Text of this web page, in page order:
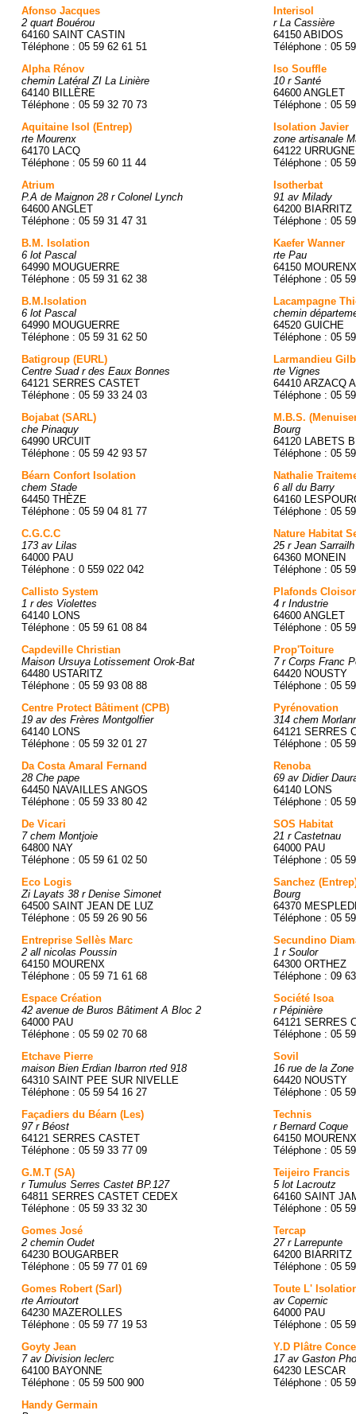
Afonso Jacques
2 quart Bouérou
64160 SAINT CASTIN
Téléphone : 05 59 62 61 51
Alpha Rénov
chemin Latéral ZI La Linière
64140 BILLÈRE
Téléphone : 05 59 32 70 73
Aquitaine Isol (Entrep)
rte Mourenx
64170 LACQ
Téléphone : 05 59 60 11 44
Atrium
P.A de Maignon 28 r Colonel Lynch
64600 ANGLET
Téléphone : 05 59 31 47 31
B.M. Isolation
6 lot Pascal
64990 MOUGUERRE
Téléphone : 05 59 31 62 38
B.M.Isolation
6 lot Pascal
64990 MOUGUERRE
Téléphone : 05 59 31 62 50
Batigroup (EURL)
Centre Suad r des Eaux Bonnes
64121 SERRES CASTET
Téléphone : 05 59 33 24 03
Bojabat (SARL)
che Pinaquy
64990 URCUIT
Téléphone : 05 59 42 93 57
Béarn Confort Isolation
chem Stade
64450 THÈZE
Téléphone : 05 59 04 81 77
C.G.C.C
173 av Lilas
64000 PAU
Téléphone : 0 559 022 042
Callisto System
1 r des Violettes
64140 LONS
Téléphone : 05 59 61 08 84
Capdeville Christian
Maison Ursuya Lotissement Orok-Bat
64480 USTARITZ
Téléphone : 05 59 93 08 88
Centre Protect Bâtiment (CPB)
19 av des Frères Montgolfier
64140 LONS
Téléphone : 05 59 32 01 27
Da Costa Amaral Fernand
28 Che pape
64450 NAVAILLES ANGOS
Téléphone : 05 59 33 80 42
De Vicari
7 chem Montjoie
64800 NAY
Téléphone : 05 59 61 02 50
Eco Logis
Zi Layats 38 r Denise Simonet
64500 SAINT JEAN DE LUZ
Téléphone : 05 59 26 90 56
Entreprise Sellès Marc
2 all nicolas Poussin
64150 MOURENX
Téléphone : 05 59 71 61 68
Espace Création
42 avenue de Buros Bâtiment A Bloc 2
64000 PAU
Téléphone : 05 59 02 70 68
Etchave Pierre
maison Bien Erdian Ibarron rted 918
64310 SAINT PEE SUR NIVELLE
Téléphone : 05 59 54 16 27
Façadiers du Béarn (Les)
97 r Béost
64121 SERRES CASTET
Téléphone : 05 59 33 77 09
G.M.T (SA)
r Tumulus Serres Castet BP.127
64811 SERRES CASTET CEDEX
Téléphone : 05 59 33 32 30
Gomes José
2 chemin Oudet
64230 BOUGARBER
Téléphone : 05 59 77 01 69
Gomes Robert (Sarl)
rte Arrioutort
64230 MAZEROLLES
Téléphone : 05 59 77 19 53
Goyty Jean
7 av Division leclerc
64100 BAYONNE
Téléphone : 05 59 500 900
Handy Germain
Interisol
r La Cassière
64150 ABIDOS
Téléphone : 05
Iso Souffle
10 r Santé
64600 ANGLET
Téléphone : 05
Isolation Javier
zone artisanale
64122 URRUGNE
Téléphone : 05
Isotherbat
91 av Milady
64200 BIARRITZ
Téléphone : 05
Kaefer Wanner
rte Pau
64150 MOURENX
Téléphone : 05
Lacampagne
chemin
64520 GUICHE
Téléphone : 05
Larmandieu
rte Vignes
64410 ARZACQ
Téléphone : 05
M.B.S.
Bourg
64120 LABETS
Téléphone : 05
Nathalie
6 all du Barry
64160
Téléphone : 05
Nature Habitat
25 r Jean Sarrailh
64360 MONEIN
Téléphone : 05
Plafonds
4 r Industrie
64600 ANGLET
Téléphone : 05
Prop'Toiture
7 r Corps Franc
64420 NOUSTY
Téléphone : 05
Pyrénovation
314 chem
64121 SERRES
Téléphone : 05
Renoba
69 av Didier
64140 LONS
Téléphone : 05
SOS Habitat
21 r Castetnau
64000 PAU
Téléphone : 05
Sanchez
Bourg
64370
Téléphone : 05
Secundino
1 r Soulor
64300 ORTHEZ
Téléphone : 09
Société Isoa
r Pépinière
64121 SERRES
Téléphone : 05
Sovil
16 rue de la
64420 NOUSTY
Téléphone : 05
Technis
r Bernard Coque
64150 MOURENX
Téléphone : 05
Teijeiro Francis
5 lot Lacroutz
64160 SAINT
Téléphone : 05
Tercap
27 r Larrepunte
64200 BIARRITZ
Téléphone : 05
Toute L'
av Copernic
64000 PAU
Téléphone : 05
Y.D Plâtre
17 av Gaston
64230 LESCAR
Téléphone : 05